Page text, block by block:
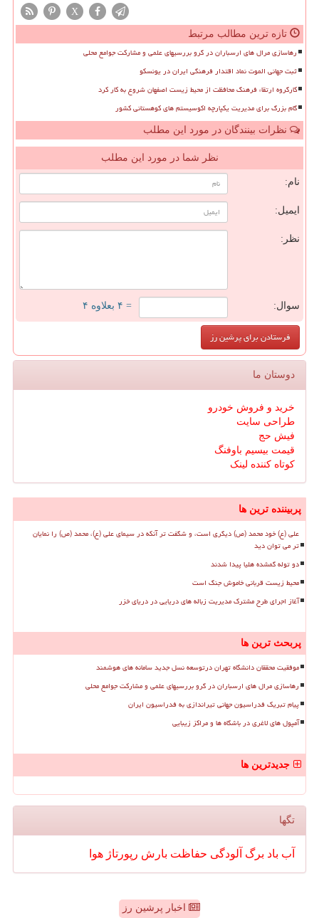
X
تازه ترین مطالب مرتبط
رهاسازی مرال های ارسباران در گرو بررسیهای علمی و مشارکت جوامع محلی
ثبت جهانی الموت نماد اقتدار فرهنگی ایران در یونسکو
کارگروه ارتقاء فرهنگ محافظت از محیط زیست اصفهان شروع به کار کرد
گام بزرگ برای مدیریت یکپارچه اکوسیستم های کوهستانی کشور
نظرات بینندگان در مورد این مطلب
نظر شما در مورد این مطلب
نام:
ایمیل:
نظر:
سوال: = ۴ بعلاوه ۴
دوستان ما
خرید و فروش خودرو
طراحی سایت
فیش حج
قیمت بیسیم باوفنگ
کوتاه کننده لینک
پربیننده ترین ها
علی (ع) خود محمد (ص) دیگری است، و شگفت تر آنکه در سیمای علی (ع)، محمد (ص) را نمایان
تر می توان دید
دو توله گمشده هلیا پیدا شدند
محیط زیست قربانی خاموش جنگ است
آغاز اجرای طرح مشترک مدیریت زباله های دریایی در دریای خزر
پربحث ترین ها
موفقیت محققان دانشگاه تهران درتوسعه نسل جدید سامانه های هوشمند
رهاسازی مرال های ارسباران در گرو بررسیهای علمی و مشارکت جوامع محلی
پیام تبریک فدراسیون جهانی تیراندازی به فدراسیون ایران
آمپول های لاغری در باشگاه ها و مراکز زیبایی
جدیدترین ها
تگها
آب باد برگ آلودگی حفاظت بارش رپورتاژ هوا
اخبار پرشین رز